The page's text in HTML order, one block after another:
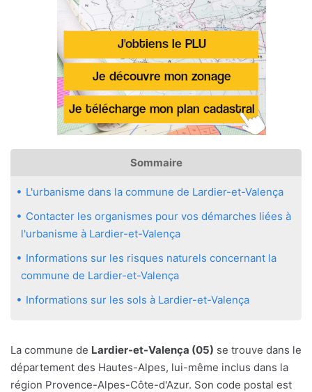
Sommaire
L'urbanisme dans la commune de Lardier-et-Valença
Contacter les organismes pour vos démarches liées à
l'urbanisme à Lardier-et-Valença
Informations sur les risques naturels concernant la
commune de Lardier-et-Valença
Informations sur les sols à Lardier-et-Valença
La commune de Lardier-et-Valença (05) se trouve dans le
département des Hautes-Alpes, lui-même inclus dans la
région Provence-Alpes-Côte-d'Azur. Son code postal est